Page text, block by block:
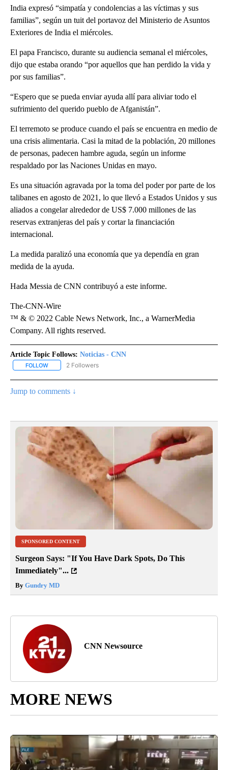
India expresó “simpatía y condolencias a las víctimas y sus
familias”, según un tuit del portavoz del Ministerio de Asuntos
Exteriores de India el miércoles.
El papa Francisco, durante su audiencia semanal el miércoles,
dijo que estaba orando “por aquellos que han perdido la vida y
por sus familias”.
“Espero que se pueda enviar ayuda allí para aliviar todo el
sufrimiento del querido pueblo de Afganistán”.
El terremoto se produce cuando el país se encuentra en medio de
una crisis alimentaria. Casi la mitad de la población, 20 millones
de personas, padecen hambre aguda, según un informe
respaldado por las Naciones Unidas en mayo.
Es una situación agravada por la toma del poder por parte de los
talibanes en agosto de 2021, lo que llevó a Estados Unidos y sus
aliados a congelar alrededor de US$ 7.000 millones de las
reservas extranjeras del país y cortar la financiación
internacional.
La medida paralizó una economía que ya dependía en gran
medida de la ayuda.
Hada Messia de CNN contribuyó a este informe.
The-CNN-Wire
™ & © 2022 Cable News Network, Inc., a WarnerMedia
Company. All rights reserved.
Article Topic Follows: Noticias - CNN
FOLLOW FOLLOW "NOTICIAS - CNN" TO RECEIVE NOTIFICATIONS ABOUT
2 Followers
Jump to comments ↓
SPONSORED CONTENT
Surgeon Says: "If You Have Dark Spots, Do This
Immediately"...
By Gundry MD
CNN Newsource
MORE NEWS